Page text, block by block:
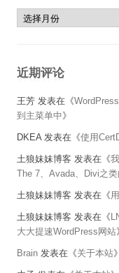
本站的历史
近期评论
王芳 发表在《
到主菜单中》
DKEA发表在《使用
土狼妹妹博客 发表在《
The 7、Avada、Divi之
土狼妹妹博客 发表在《
土狼妹妹博客 发表在《
大大提速WordPress网站
Brain 发表在《关于本站》